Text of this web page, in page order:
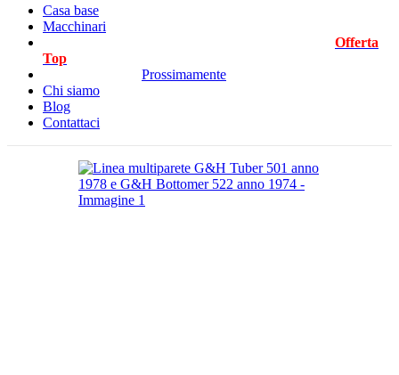
Casa base
Macchinari
Offerta
Top
Prossimamente
Chi siamo
Blog
Contattaci